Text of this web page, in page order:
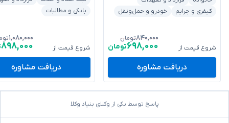
کیفری و جرایم
خودرو و حمل‌ونقل
شروع قیمت از
۸۴۰,۰۰۰تومان
۶۹۸,۰۰۰تومان
دریافت مشاوره
بانکی و مطالبات
شروع قیمت از
۱,۰۸۰,۰۰۰
۸۹۸,۰۰۰
دریافت مشاوره
پاسخ توسط یکی از وکلای بنیاد وکلا